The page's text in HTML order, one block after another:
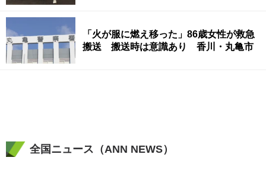
「火が服に燃え移った」86歳女性が救急
搬送 搬送時は意識あり 香川・丸亀市
全国ニュース（ANN NEWS）